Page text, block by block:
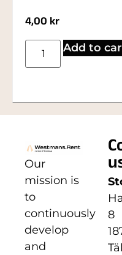
4,00 kr
Add to
Our
mission is
to
continuously
develop
and
8